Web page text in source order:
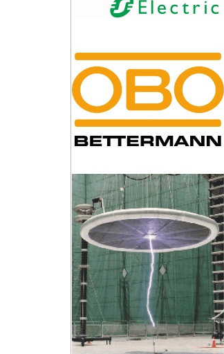
KIM THU SÉT CIRPROTEC NIMBUS 15